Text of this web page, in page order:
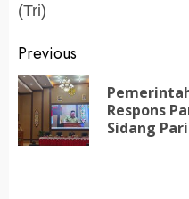
(Tri)
Post
navigation
Previous
Respons
Sidang